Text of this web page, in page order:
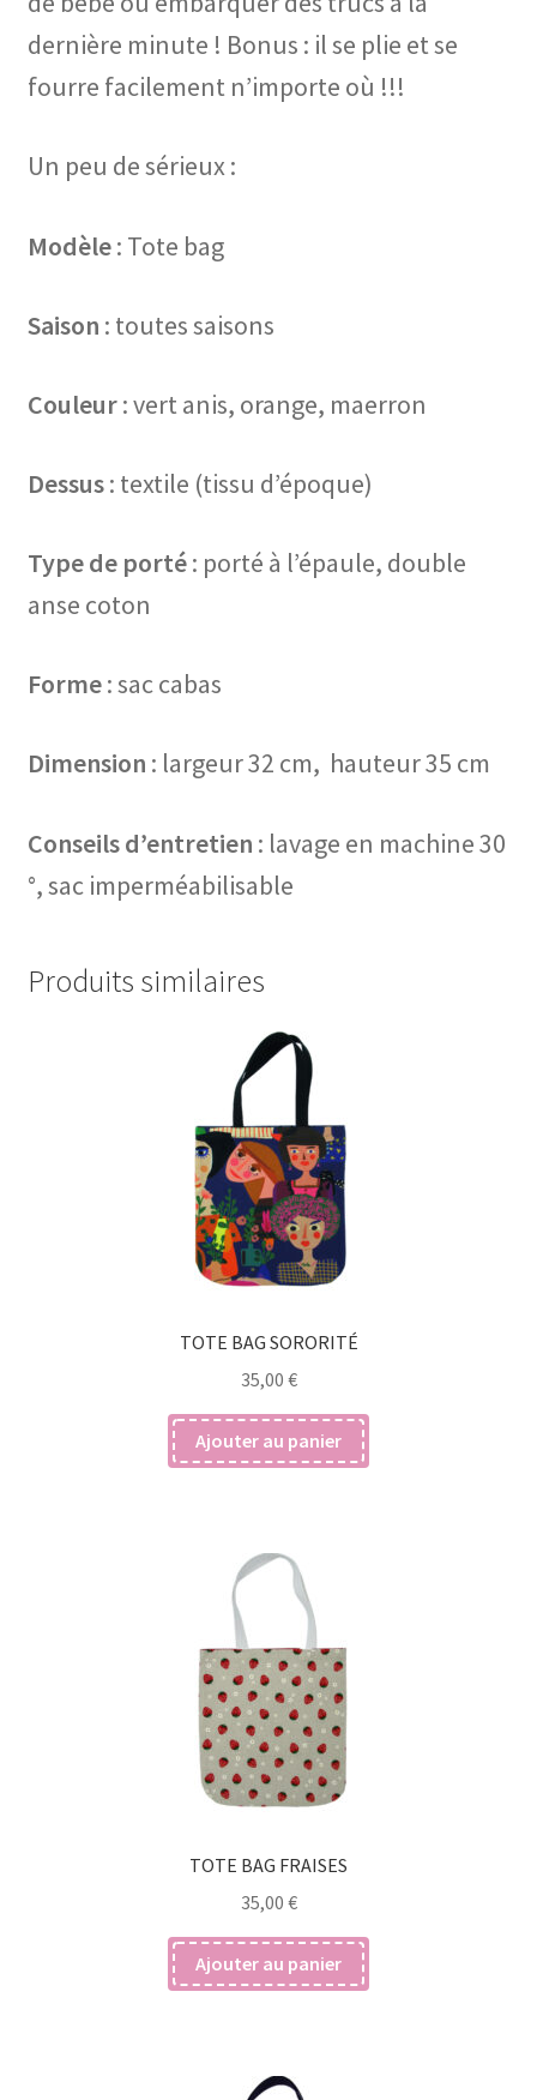
dernière minute ! Bonus : il se plie et se
fourre facilement n’importe où !!!
Un peu de sérieux :
Modèle: Tote bag
Saison : toutes saisons
Couleur: vert anis, orange, maerron
Dessus: textile (tissu d’époque)
Type de porté: porté à l’épaule, double
anse coton
Forme: sac cabas
Dimension : largeur 32 cm, hauteur 35 cm
Conseils d’entretien : lavage en machine 30
°, sac imperméabilisable
Produits similaires
TOTE BAG SORORITÉ
35,00 €
Ajouter au panier
TOTE BAG FRAISES
35,00 €
Ajouter au panier